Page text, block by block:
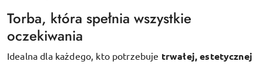
Torba, która spełnia wszystkie
oczekiwania
Idealna dla każdego, kto potrzebuje trwałej, estetycznej